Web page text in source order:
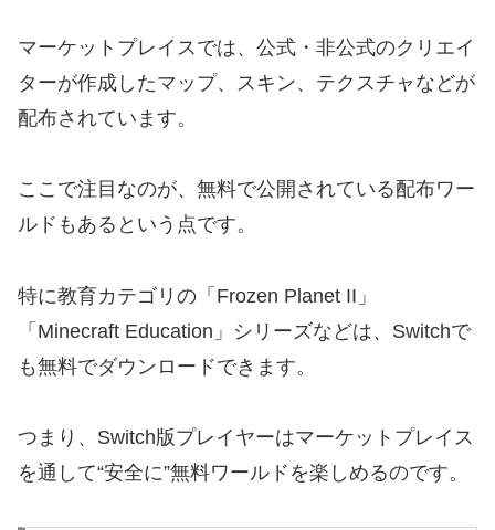
マーケットプレイスでは、公式・非公式のクリエイ
ターが作成したマップ、スキン、テクスチャなどが
配布されています。
ここで注目なのが、無料で公開されている配布ワー
ルドもあるという点です。
特に教育カテゴリの「Frozen Planet II」
「Minecraft Education」シリーズなどは、Switchで
も無料でダウンロードできます。
つまり、Switch版プレイヤーはマーケットプレイス
を通して“安全に”無料ワールドを楽しめるのです。